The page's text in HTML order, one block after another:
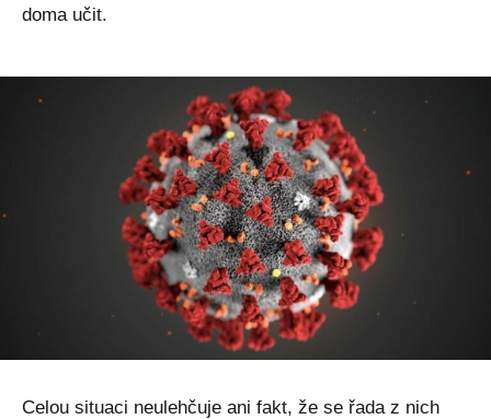
doma učit.
Celou situaci neulehčuje ani fakt, že se řada z nich